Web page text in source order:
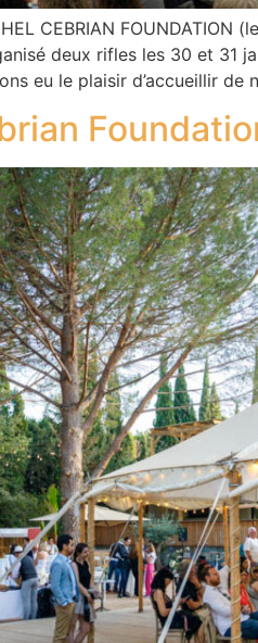
CEBRIAN
deux rifles les 30 et 31
eu le plaisir d’accueillir